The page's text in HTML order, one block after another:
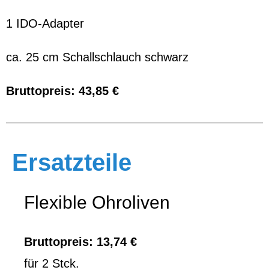
1 IDO-Adapter
ca. 25 cm Schallschlauch schwarz
Bruttopreis: 43,85 €
Ersatzteile
Flexible Ohroliven
Bruttopreis: 13,74 €
für 2 Stck.